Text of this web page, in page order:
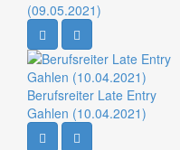
(09.05.2021)
Berufsreiter Late Entry
Gahlen (10.04.2021)